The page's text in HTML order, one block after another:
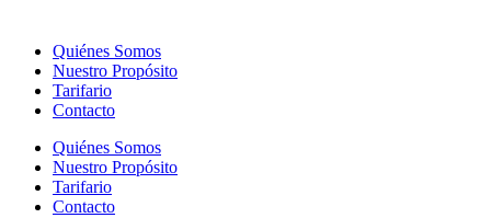
Quiénes Somos
Nuestro Propósito
Tarifario
Contacto
Quiénes Somos
Nuestro Propósito
Tarifario
Contacto